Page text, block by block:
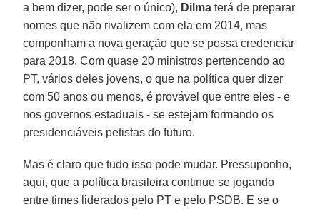
a bem dizer, pode ser o único), Dilma terá de preparar
nomes que não rivalizem com ela em 2014, mas
componham a nova geração que se possa credenciar
para 2018. Com quase 20 ministros pertencendo ao
PT, vários deles jovens, o que na política quer dizer
com 50 anos ou menos, é provável que entre eles - e
nos governos estaduais - se estejam formando os
presidenciáveis petistas do futuro.
Mas é claro que tudo isso pode mudar. Pressuponho,
aqui, que a política brasileira continue se jogando
entre times liderados pelo PT e pelo PSDB. E se o